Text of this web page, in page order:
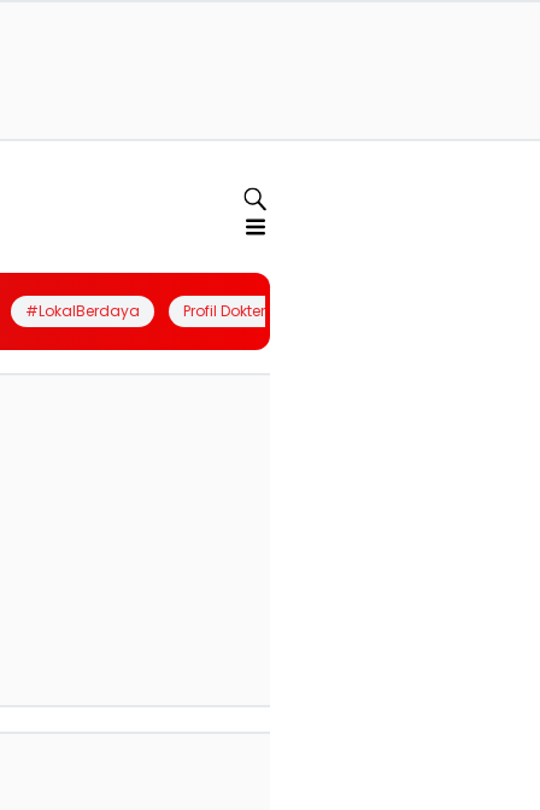
#LokalBerdaya Profil Dokter